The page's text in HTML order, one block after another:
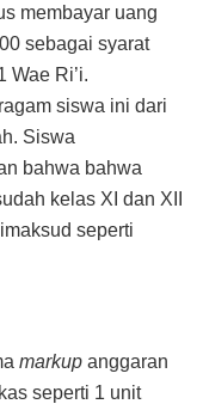
membayar uang
sebagai syarat
Wae Ri’i.
siswa ini dari
Siswa
bahwa bahwa
kelas XI dan XII
seperti
markup anggaran
seperti 1 unit